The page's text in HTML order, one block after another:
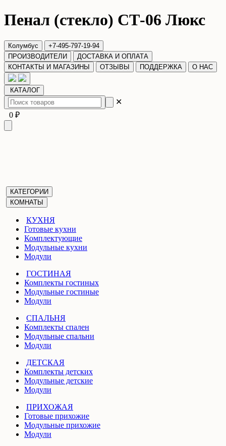
Пенал (стекло) СТ-06 Люкс
Колумбус
+7-495-797-19-94
ПРОИЗВОДИТЕЛИ
ДОСТАВКА И ОПЛАТА
КОНТАКТЫ И МАГАЗИНЫ
ОТЗЫВЫ ПОДДЕРЖКА О НАС
КАТАЛОГ
✕
0 ₽
КАТЕГОРИИ
КОМНАТЫ
КУХНЯ
Готовые кухни
Комплектующие
Модульные кухни
Модули
ГОСТИНАЯ
Комплекты гостиных
Модульные гостиные
Модули
СПАЛЬНЯ
Комплекты спален
Модульные спальни
Модули
ДЕТСКАЯ
Комплекты детских
Модульные детские
Модули
ПРИХОЖАЯ
Готовые прихожие
Модульные прихожие
Модули